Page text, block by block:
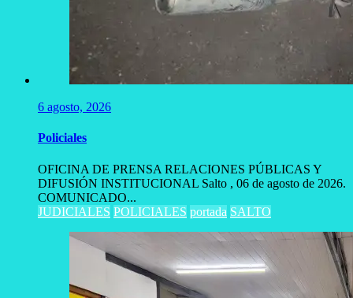
6 agosto, 2026
Policiales
OFICINA DE PRENSA RELACIONES PÚBLICAS Y
DIFUSIÓN INSTITUCIONAL Salto , 06 de agosto de 2026.
COMUNICADO...
JUDICIALES POLICIALES portada SALTO